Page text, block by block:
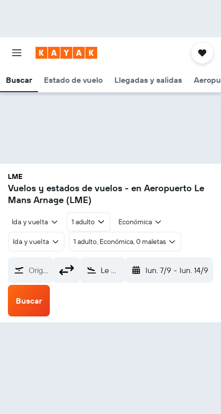
Buscar Estado de vuelo Llegadas y salidas
LME
Vuelos y estados de vuelos - en Aeropuerto Le
Mans Arnage (LME)
Ida y vuelta 1 adulto Económica
Ida y vuelta 1 adulto, Económica, 0 maletas
Origen Le Mans Arnage (LME) lun. 7/9 - lun. 14/9
Buscar